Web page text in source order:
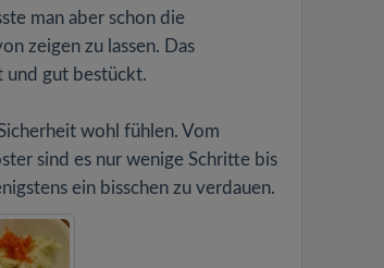
man aber schon die
zeigen zu lassen. Das
und gut bestückt.
wohl fühlen. Vom
sind es nur wenige Schritte bis
ein bisschen zu verdauen.